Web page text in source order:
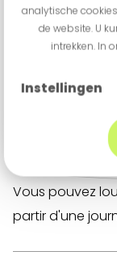
analytische
de website. U
intrekken. In
Instellingen
posées
un terminal
Vous pouvez
partir d'une